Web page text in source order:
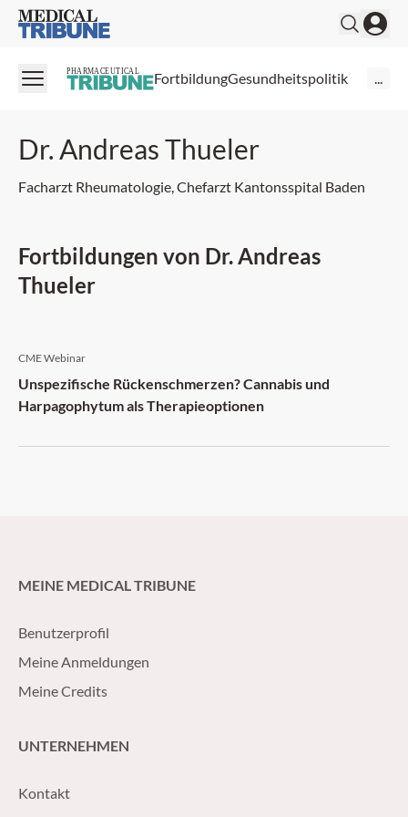
Medical Tribune
PHARMACEUTICAL FortbildungGesundheitspolitik ...
Dr. Andreas Thueler
Facharzt Rheumatologie, Chefarzt Kantonsspital Baden
Fortbildungen von Dr. Andreas
Thueler
CME Webinar
Unspezifische Rückenschmerzen? Cannabis und
Harpagophytum als Therapieoptionen
MEINE MEDICAL TRIBUNE
Benutzerprofil
Meine Anmeldungen
Meine Credits
UNTERNEHMEN
Kontakt